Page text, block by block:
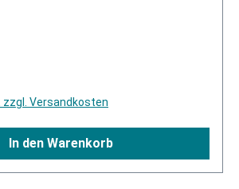
zzgl. Versandkosten
In den Warenkorb